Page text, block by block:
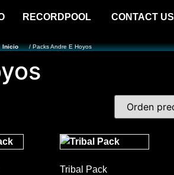
RECORDPOOL CONTACT US
Inicio / Packs Andre E Hoyos
Tribal Pack